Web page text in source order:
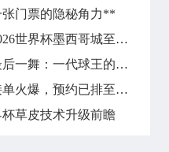
门票的隐秘角力**
跨时区竞技的隐性代价：2026世界杯墨西哥城至纽约长途飞行对球员昼夜节律与竞技状态的冲击分析
梅西确认卡塔尔世界杯为最后一舞：一代球王的终局之战
纹身师借世界杯球星热潮接单火爆，预约已排至明年
草皮技术升级前瞻